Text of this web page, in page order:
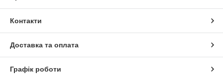
Контакти
Доставка та оплата
Графік роботи